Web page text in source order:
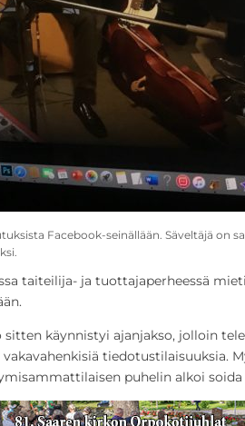
Facebook-seinällään. Säveltäjä on
taiteilija- ja tuottajaperheessä
sitten käynnistyi ajanjakso, jolloin
vakavahenkisiä tiedotustilaisuuksia.
puhelin alkoi soida